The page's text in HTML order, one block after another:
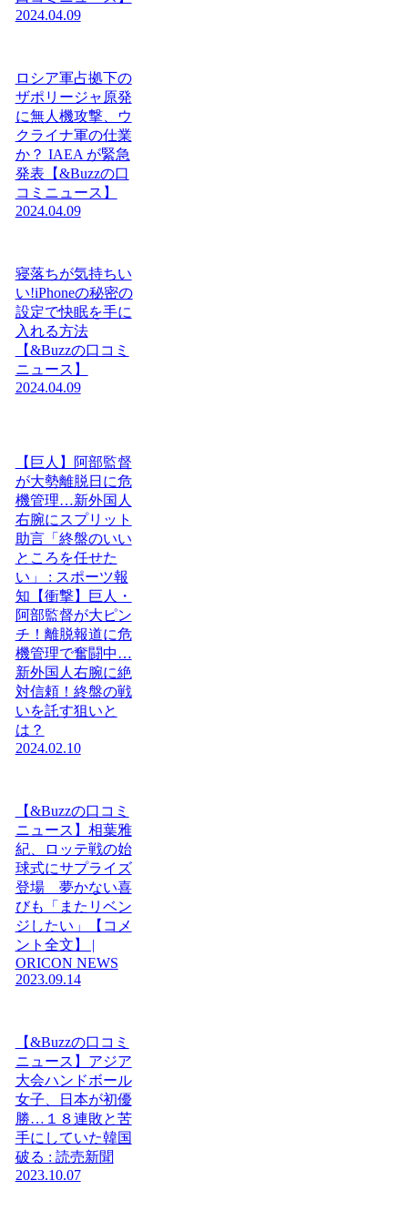
2024.04.09
ロシア軍占拠下の
ザポリージャ原発
に無人機攻撃、ウ
クライナ軍の仕業
か？ IAEA が緊急
発表【&Buzzの口
コミニュース】
2024.04.09
寝落ちが気持ちい
い!iPhoneの秘密の
設定で快眠を手に
入れる方法
【&Buzzの口コミ
ニュース】
2024.04.09
【巨人】阿部監督
が大勢離脱日に危
機管理…新外国人
右腕にスプリット
助言「終盤のいい
ところを任せた
い」 : スポーツ報
知【衝撃】巨人・
阿部監督が大ピン
チ！離脱報道に危
機管理で奮闘中…
新外国人右腕に絶
対信頼！終盤の戦
いを託す狙いと
は？
2024.02.10
【&Buzzの口コミ
ニュース】相葉雅
紀、ロッテ戦の始
球式にサプライズ
登場 夢かない喜
びも「またリベン
ジしたい」【コメ
ント全文】 |
ORICON NEWS
2023.09.14
【&Buzzの口コミ
ニュース】アジア
大会ハンドボール
女子、日本が初優
勝…１８連敗と苦
手にしていた韓国
破る : 読売新聞
2023.10.07